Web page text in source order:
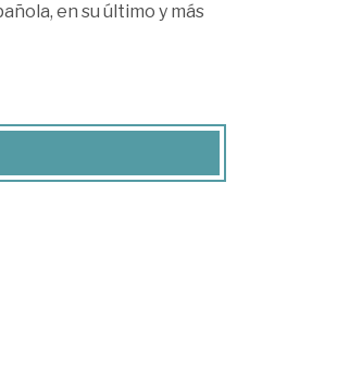
en su último y más